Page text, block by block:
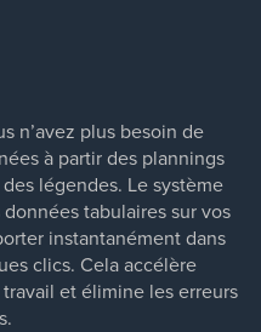
n’avez plus besoin de
à partir des plannings
légendes. Le système
tabulaires sur vos
instantanément dans
clics. Cela accélère
et élimine les erreurs